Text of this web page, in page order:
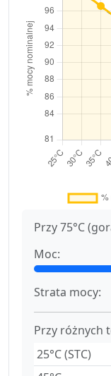
Przy 75°C
Moc:
Strata mocy:
Przy różnych
25°C (STC)